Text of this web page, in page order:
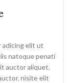
adicing elit ut
natoque penati
auctor aliquet.
nisite elit